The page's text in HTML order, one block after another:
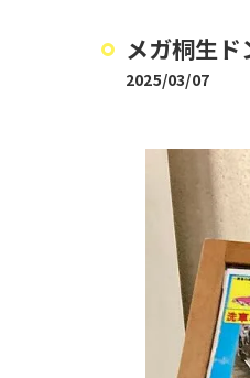
メガ桐生
2025/03/07